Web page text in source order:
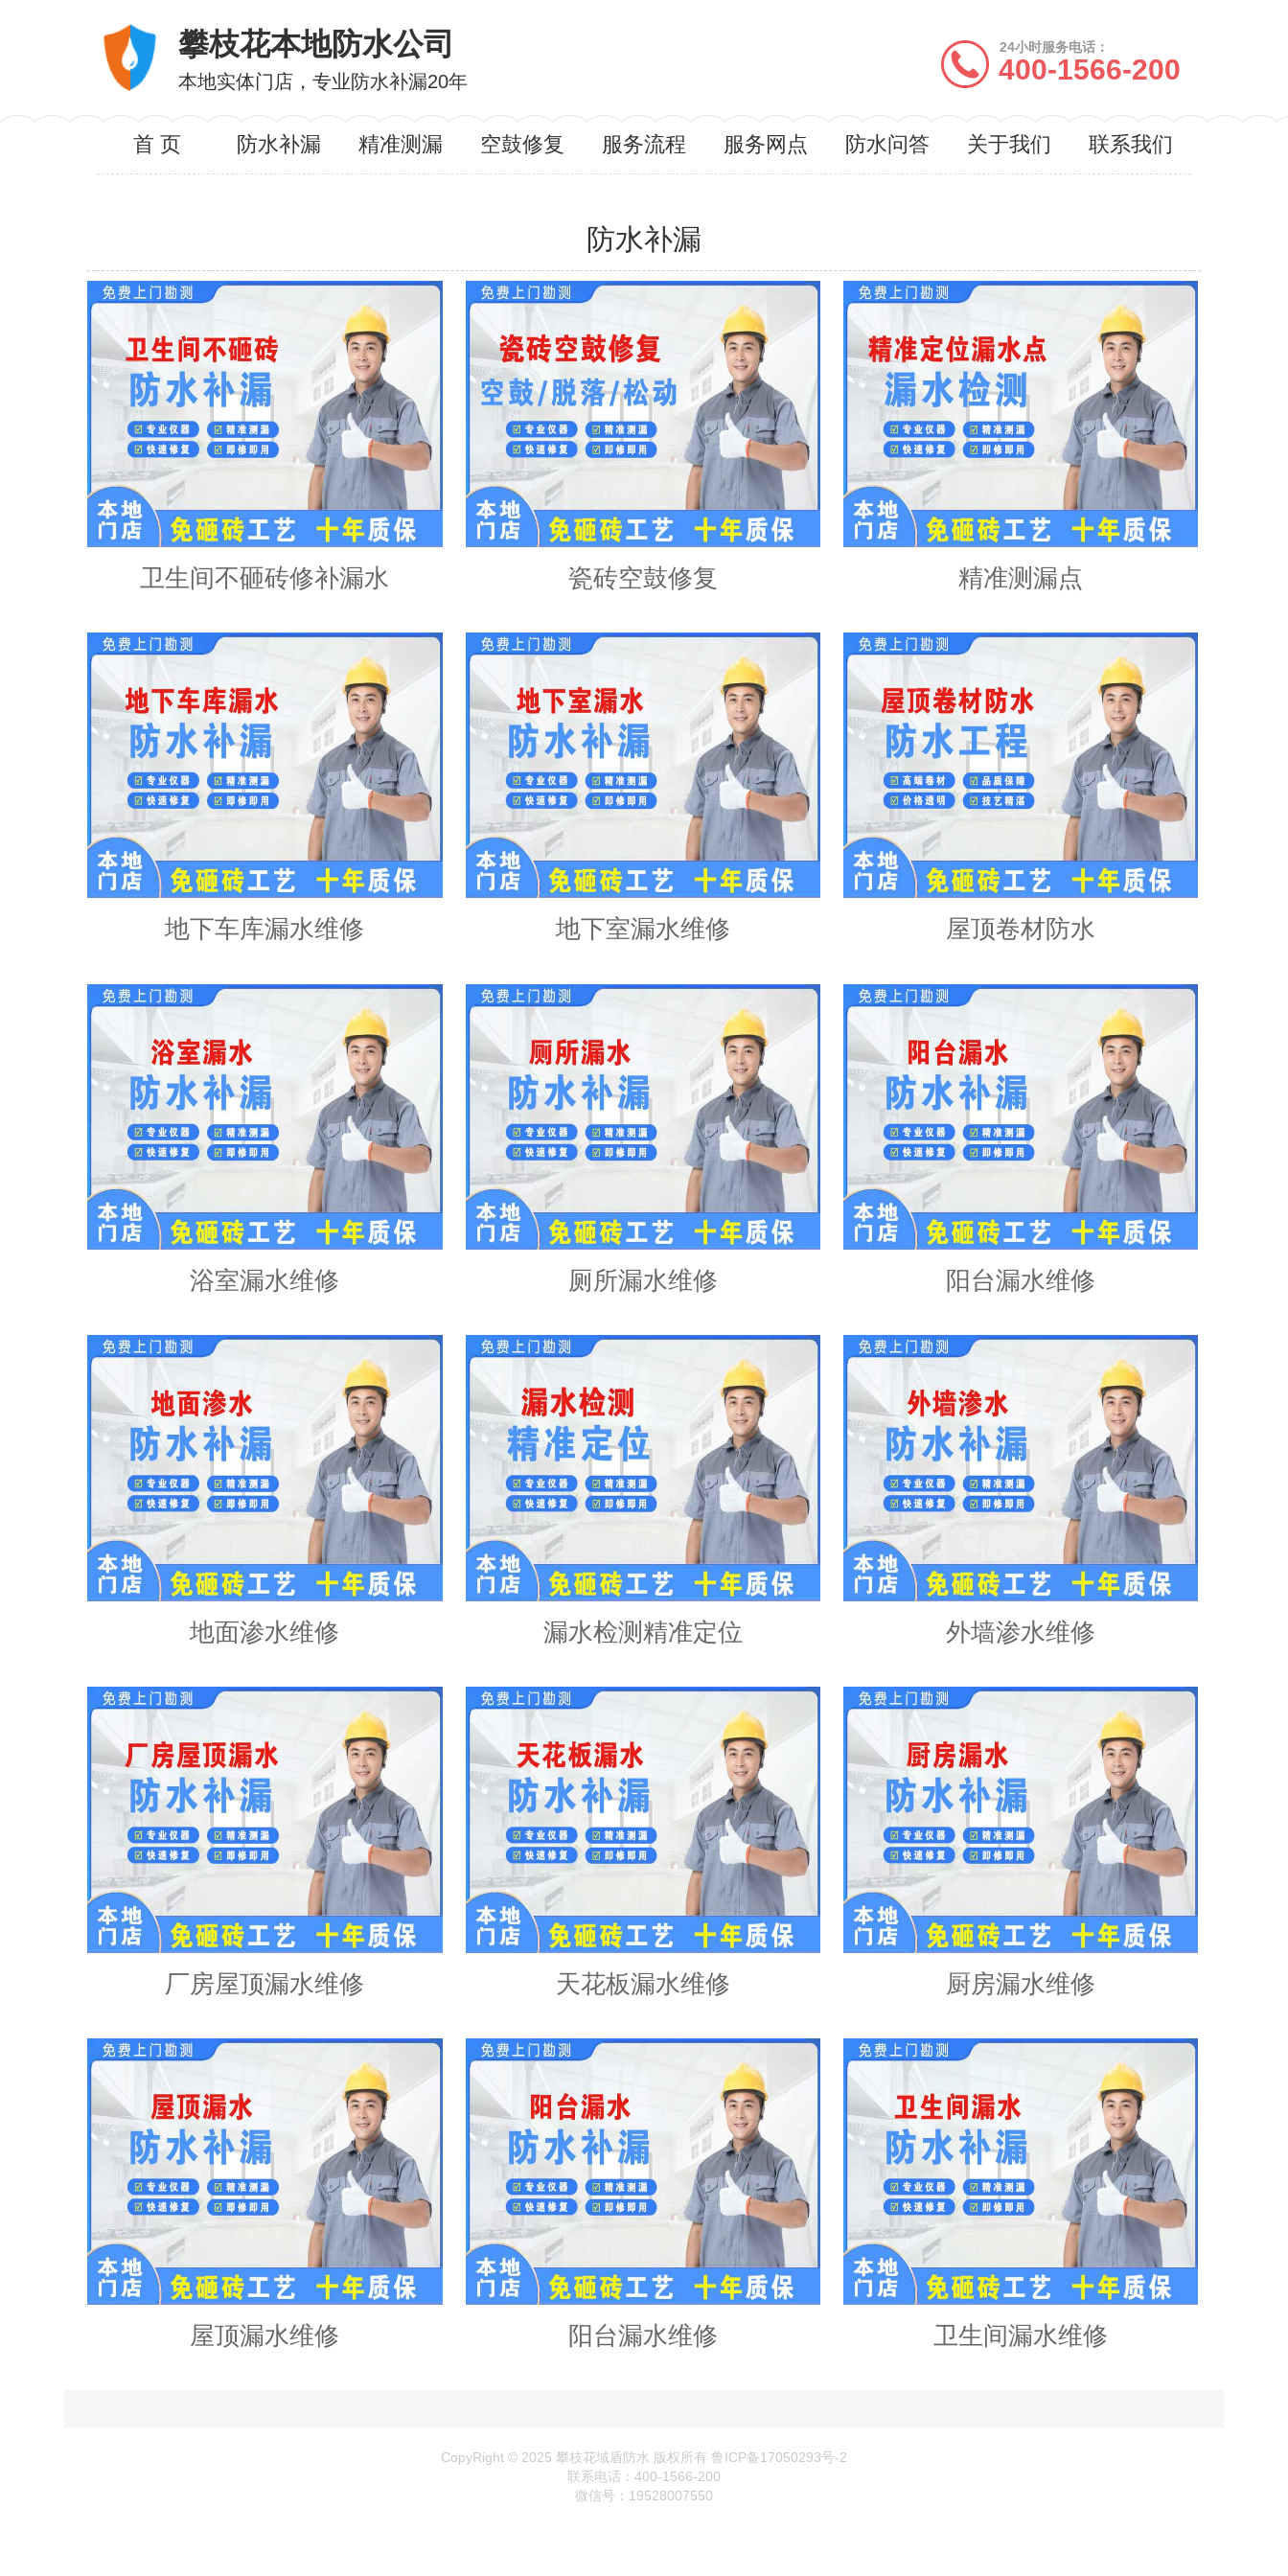
攀枝花本地防水公司
本地实体门店，专业防水补漏20年
24小时服务电话：
400-1566-200
首 页 防水补漏 精准测漏 空鼓修复 服务流程 服务网点 防水问答 关于我们 联系我们
防水补漏
卫生间不砸砖修补漏水 瓷砖空鼓修复 精准测漏点
地下车库漏水维修 地下室漏水维修 屋顶卷材防水
浴室漏水维修 厕所漏水维修 阳台漏水维修
地面渗水维修 漏水检测精准定位 外墙渗水维修
厂房屋顶漏水维修 天花板漏水维修 厨房漏水维修
屋顶漏水维修 阳台漏水维修 卫生间漏水维修
CopyRight © 2025 攀枝花域盾防水 版权所有 鲁ICP备17050293号-2
联系电话：400-1566-200
微信号：19528007550